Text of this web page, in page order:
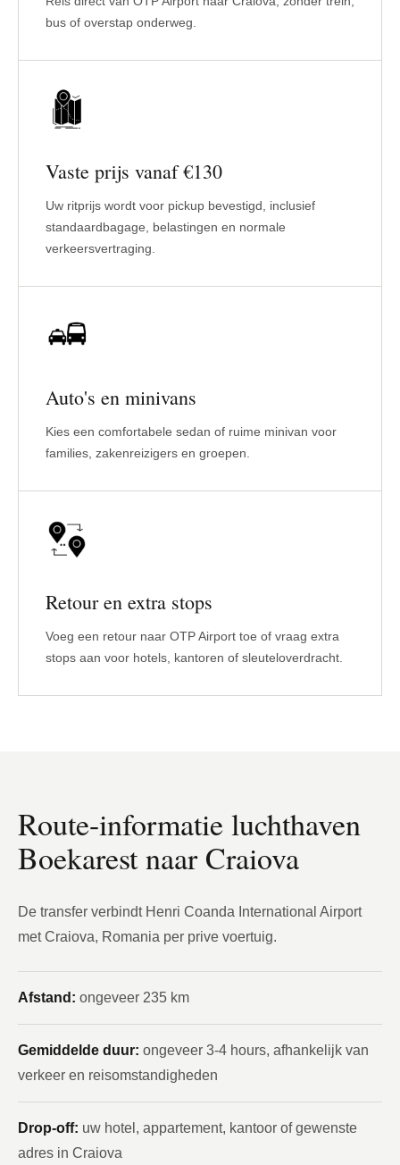
bus of overstap onderweg.
Vaste prijs vanaf €130
Uw ritprijs wordt voor pickup bevestigd, inclusief
standaardbagage, belastingen en normale
verkeersvertraging.
Auto's en minivans
Kies een comfortabele sedan of ruime minivan voor
families, zakenreizigers en groepen.
Retour en extra stops
Voeg een retour naar OTP Airport toe of vraag extra
stops aan voor hotels, kantoren of sleuteloverdracht.
Route-informatie luchthaven
Boekarest naar Craiova
De transfer verbindt Henri Coanda International Airport
met Craiova, Romania per prive voertuig.
Afstand: ongeveer 235 km
Gemiddelde duur: ongeveer 3-4 hours, afhankelijk van
verkeer en reisomstandigheden
Drop-off: uw hotel, appartement, kantoor of gewenste
adres in Craiova